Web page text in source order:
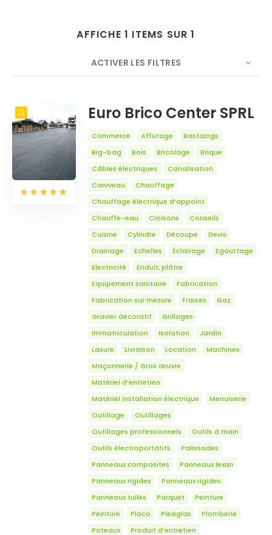
AFFICHE 1 ITEMS SUR 1
ACTIVER LES FILTRES
NOMBRE Titre
Euro Brico Center SPRL
Commerce Affutage
Bastaings
Big-bag
Bois Bricolage
Brique
Câbles électriques
Canalisation
Caniveau
Chauffage
Chauffage électrique d’appoint
Chauffe-eau
Cloisons
Conseils
Cuisine
Cylindre Découpe
Devis
Drainage
Echelles Éclairage
Egouttage
Electricité
Enduit, plâtre
Equipement sanitaire
Fabrication
Fabrication sur mesure
Fraises
Gaz
Gravier décoratif
Grillages
Immatriculation
Isolation
Jardin
Lasure
Livraison Location
Machines
Maçonnerie / Gros œuvre
Matériel d’entretien
Matériel installation électrique
Menuiserie
Outillage
Outillages
Outillages professionnels
Outils à main
Outils électroportatifs
Palissades
Panneaux composites
Panneaux lexan
Panneaux rigides
Panneaux rigides
Panneaux tuiles
Parquet
Peinture
Peinture
Placo Plexiglas
Plomberie
Poteaux
Produit d’entretien